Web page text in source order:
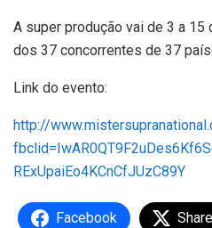
A super produção vai de 3 a 15
dos 37 concorrentes de 37
Link do evento:
http://
RExUpaiEo4KCnCfJUzC89Y
Facebook